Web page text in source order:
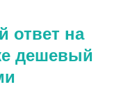
ответ на
дешевый